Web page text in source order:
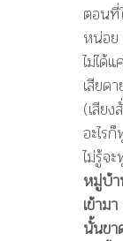
ตอนที่
หน่อย
ไม่ได้
เสียด
(เสีย
อะไร
ไม่รู้จ
หมู่บ้า
เข้าม
นั้นขา